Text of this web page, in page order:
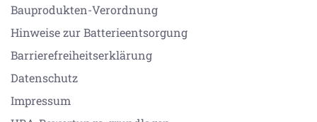
Bauprodukten-Verordnung
Hinweise zur Batterieentsorgung
Barrierefreiheitserklärung
Datenschutz
Impressum